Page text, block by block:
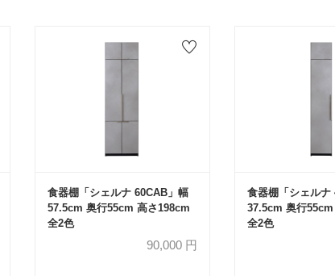
食器棚「シェルナ 60CAB」幅
57.5cm 奥行55cm 高さ198cm
全2色
90,000 円
食器棚「シェルナ
37.5cm 奥行
全2色